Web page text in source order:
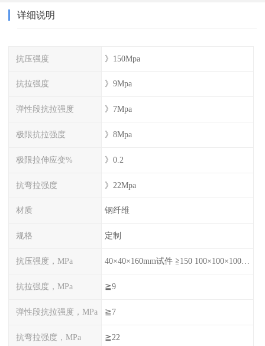
详细说明
抗压强度 》150Mpa
抗拉强度 》9Mpa
弹性段抗拉强度 》7Mpa
极限抗拉强度 》8Mpa
极限拉伸应变% 》0.2
抗弯拉强度 》22Mpa
材质 钢纤维
规格 定制
抗压强度，MPa 40×40×160mm试件 ≧150 100×100×100mm试件≧120
抗拉强度，MPa ≧9
弹性段抗拉强度，MPa ≧7
抗弯拉强度，MPa ≧22